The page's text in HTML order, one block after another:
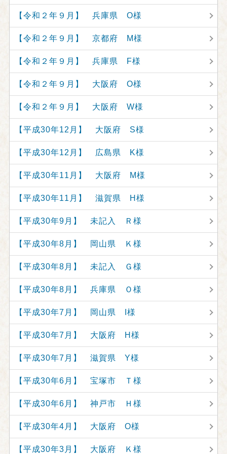
【令和２年９月】 兵庫県 O様
【令和２年９月】 京都府 M様
【令和２年９月】 兵庫県 F様
【令和２年９月】 大阪府 O様
【令和２年９月】 大阪府 W様
【平成30年12月】 大阪府 S様
【平成30年12月】 広島県 K様
【平成30年11月】 大阪府 M様
【平成30年11月】 滋賀県 H様
【平成30年9月】 未記入 Ｒ様
【平成30年8月】 岡山県 Ｋ様
【平成30年8月】 未記入 Ｇ様
【平成30年8月】 兵庫県 Ｏ様
【平成30年7月】 岡山県 I様
【平成30年7月】 大阪府 H様
【平成30年7月】 滋賀県 Y様
【平成30年6月】 宝塚市 Ｔ様
【平成30年6月】 神戸市 Ｈ様
【平成30年4月】 大阪府 O様
【平成30年3月】 大阪府 Ｋ様